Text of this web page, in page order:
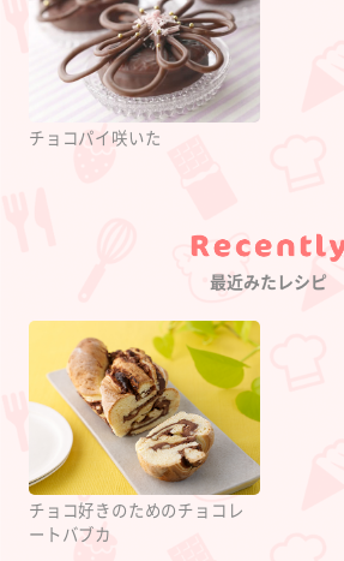
チョコパイ咲いた
Category
最近みたレシピ
チョコ好きのためのチョコレ
ートバブカ